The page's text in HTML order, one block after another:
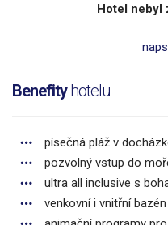
Hotel nebyl
Benefityhotelu
písečná pláž v
pozvolný vstup do
ultra all inclusive s
venkovní i vnitřní